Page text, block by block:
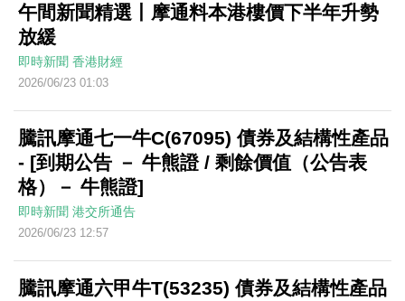
午間新聞精選丨摩通料本港樓價下半年升勢
放緩
即時新聞 香港財經
2026/06/23 01:03
騰訊摩通七一牛C(67095) 債券及結構性產品
- [到期公告 － 牛熊證 / 剩餘價值（公告表
格）－ 牛熊證]
即時新聞 港交所通告
2026/06/23 12:57
騰訊摩通六甲牛T(53235) 債券及結構性產品